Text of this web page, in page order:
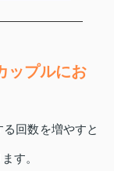
ップルにお
回数を増やすと
す。